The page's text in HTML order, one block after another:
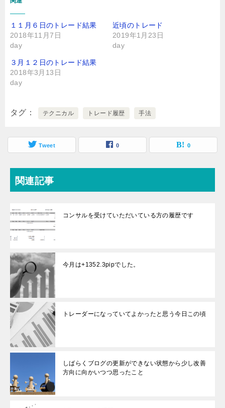
１１月６日のトレード結果
2018年11月7日
day
近頃のトレード
2019年1月23日
day
３月１２日のトレード結果
2018年3月13日
day
タグ テクニカル トレード履歴 手法
Tweet 0 0
関連記事
コンサルを受けていただいている方の履歴です
今月は+1352.3pipでした。
トレーダーになっていてよかったと思う今日この頃
しばらくブログの更新ができない状態から少し改善
方向に向かいつつ思ったこと